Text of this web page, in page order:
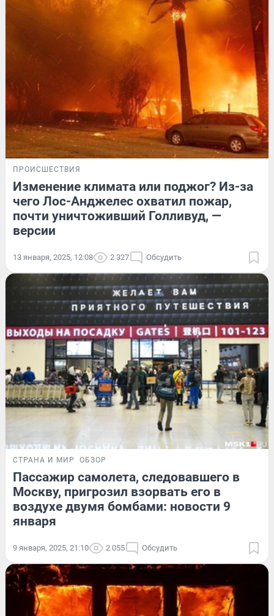
ПРОИСШЕСТВИЯ
Изменение климата или поджог? Из-за
чего Лос-Анджелес охватил пожар,
почти уничтоживший Голливуд, —
версии
13 января, 2025, 12:08 2 327 Обсудить
СТРАНА И МИР ОБЗОР
Пассажир самолета, следовавшего в
Москву, пригрозил взорвать его в
воздухе двумя бомбами: новости 9
января
9 января, 2025, 21:10 2 055 Обсудить